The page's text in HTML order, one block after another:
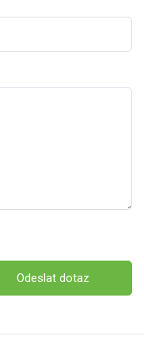
Odeslat dotaz